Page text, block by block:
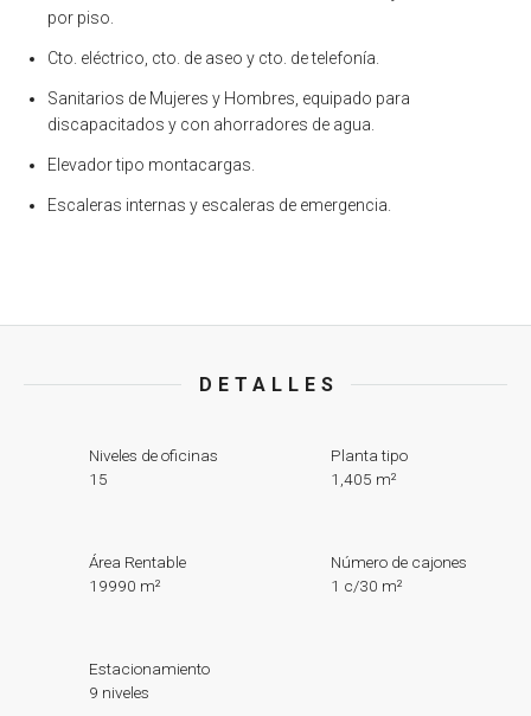
por piso.
Cto. eléctrico, cto. de aseo y cto. de telefonía.
Sanitarios de Mujeres y Hombres, equipado para
discapacitados y con ahorradores de agua.
Elevador tipo montacargas.
Escaleras internas y escaleras de emergencia.
DETALLES
Niveles de oficinas
15
Planta tipo
1,405 m²
Área Rentable
19990 m²
Número de cajones
1 c/30 m²
Estacionamiento
9 niveles